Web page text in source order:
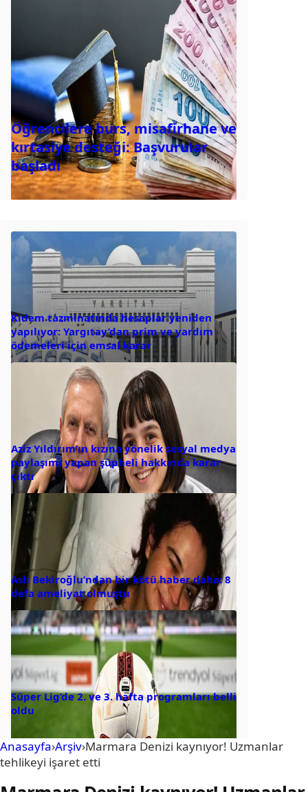
Öğrencilere burs, misafirhane ve
kırtasiye desteği: Başvurular
başladı
Kıdem tazminatında hesaplar yeniden
yapılıyor: Yargıtay’dan prim ve yardım
ödemeleri için emsal karar
Aziz Yıldırım’ın kızına yönelik sosyal medya
paylaşımı yapan şüpheli hakkında karar
çıktı
Aslı Bekiroğlu’ndan bir kötü haber daha: 8
defa ameliyat olmuştu
Süper Lig’de 2. ve 3. hafta programları belli
oldu
Anasayfa›Arşiv›Marmara Denizi kaynıyor! Uzmanlar
tehlikeyi işaret etti